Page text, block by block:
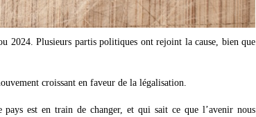
2024. Plusieurs partis politiques ont rejoint la cause, bien que
croissant en faveur de la légalisation.
est en train de changer, et qui sait ce que l’avenir nous